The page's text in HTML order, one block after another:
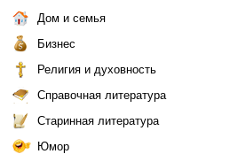
Дом и семья
Бизнес
Религия и духовность
Справочная литература
Старинная литература
Юмор